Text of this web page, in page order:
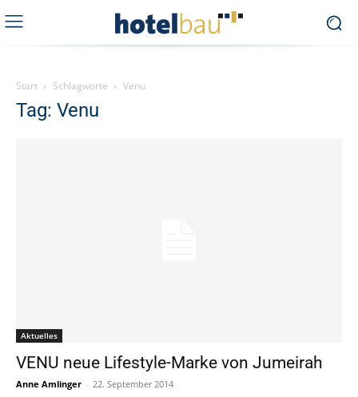
Start Schlagworte Venu
Tag: Venu
Aktuelles
VENU neue Lifestyle-Marke von Jumeirah
Anne Amlinger - 22. September 2014